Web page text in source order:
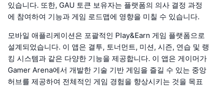
있습니다. 또한, GAU 토큰 보유자는 플랫폼의 의사 결정 과정
에 참여하여 기능과 게임 로드맵에 영향을 미칠 수 있습니다.
모바일 애플리케이션은 포괄적인 Play&Earn 게임 플랫폼으로
설계되었습니다. 이 앱은 결투, 토너먼트, 미션, 시즌, 연습 및 랭
킹 시스템과 같은 다양한 기능을 제공합니다. 이 앱은 게이머가
Gamer Arena에서 개발한 기술 기반 게임을 즐길 수 있는 중앙
허브를 제공하여 전체적인 게임 경험을 향상시키는 것을 목표